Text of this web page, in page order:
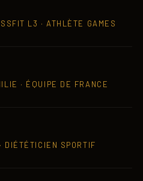
L3 · ATHLÈTE GAMES
· ÉQUIPE DE FRANCE
DIÉTÉTICIEN SPORTIF